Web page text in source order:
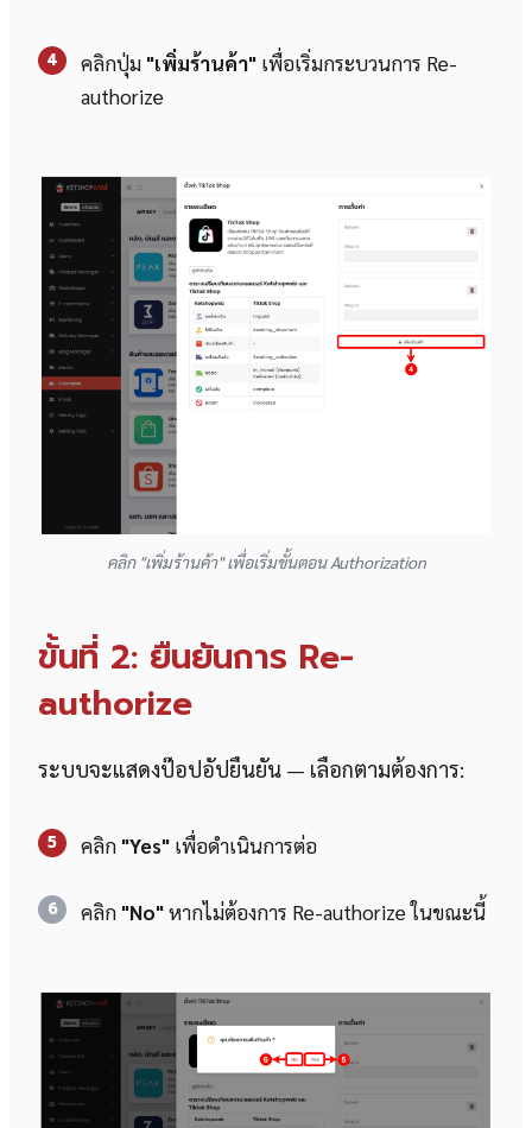
4 คลิกปุ่ม "เพิ่มร้านค้า" เพื่อเริ่มกระบวนการ Re-
authorize
คลิก "เพิ่มร้านค้า" เพื่อเริ่มขั้นตอน Authorization
ขั้นที่ 2: ยืนยันการ Re-
authorize
ระบบจะแสดงป๊อปอัปยืนยัน — เลือกตามต้องการ:
5 คลิก "Yes" เพื่อดำเนินการต่อ
6 คลิก "No"หากไม่ต้องการ Re-authorize ในขณะนี้